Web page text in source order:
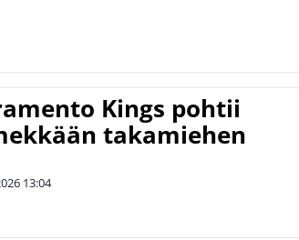
Kings pohtii
takamiehen
13:04